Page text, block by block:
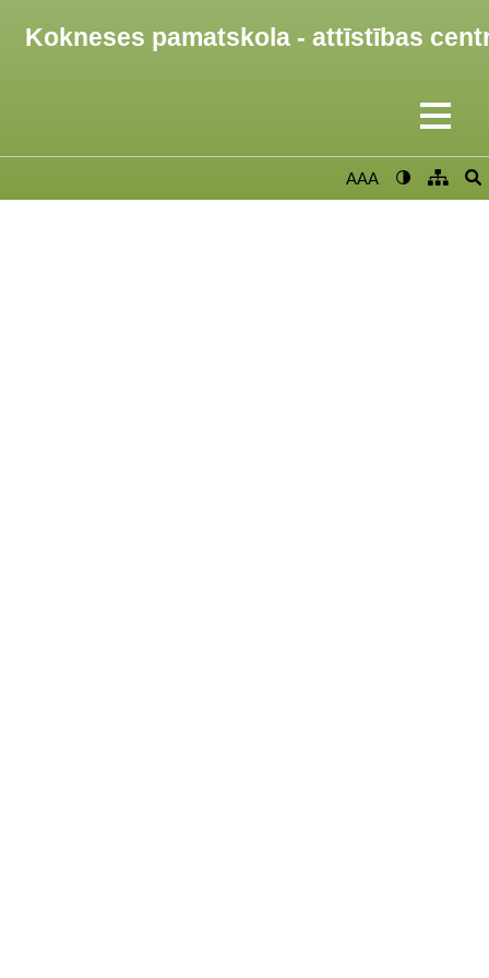
Kokneses pamatskola - attīstības
AAA